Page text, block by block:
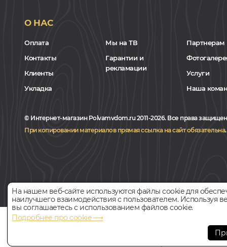
О НАС
Оплата
Контакты
Клиенты
Укладка
Мы на ТВ
Гарантии и
рекламации
Партнерам
Услуги
Наша
© Интернет-магазин Polvamvdom.ru 2011-2026. Все права
При копировании материалов прямая ссылка на сайт обязательна.
На нашем веб-сайте используются файлы cookie для
наилучшего взаимодействия с пользователем. Используя
вы соглашаетесь с использованием файлов cookie.
Подробнее про cookie ⟶